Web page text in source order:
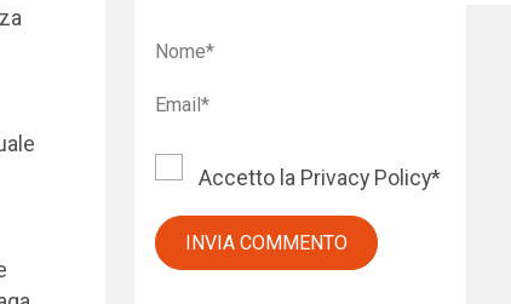
Accetto la Privacy Policy*